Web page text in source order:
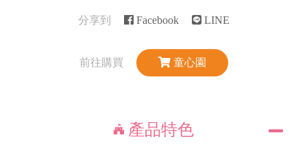
分享到 Facebook LINE
前往購買 童心園
產品特色